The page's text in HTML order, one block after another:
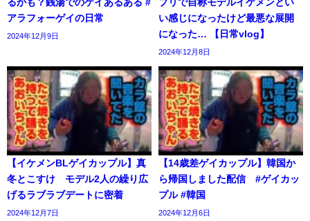
るかも？銭湯でのゲイあるある #
アラフォーゲイの日常
2024年12月9日
プリで自称モデルイケメンとい
い感じになったけど最悪な展開
になった… 【日常vlog】
2024年12月8日
【イケメンBLゲイカップル】真
冬とこすけ モデル2人の繰り広
げるラブラブデートに密着
2024年12月7日
【14歳差ゲイカップル】韓国か
ら帰国しました配信 #ゲイカッ
プル #韓国
2024年12月6日